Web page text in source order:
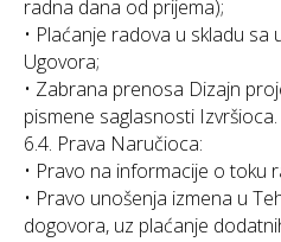
radna dana od prijema);
• Plaćanje radova u skladu sa
Ugovora;
• Zabrana prenosa Dizajn
pismene saglasnosti Izvršioca.
6.4. Prava Naručioca:
• Pravo na informacije o toku
• Pravo unošenja izmena u
dogovora, uz plaćanje